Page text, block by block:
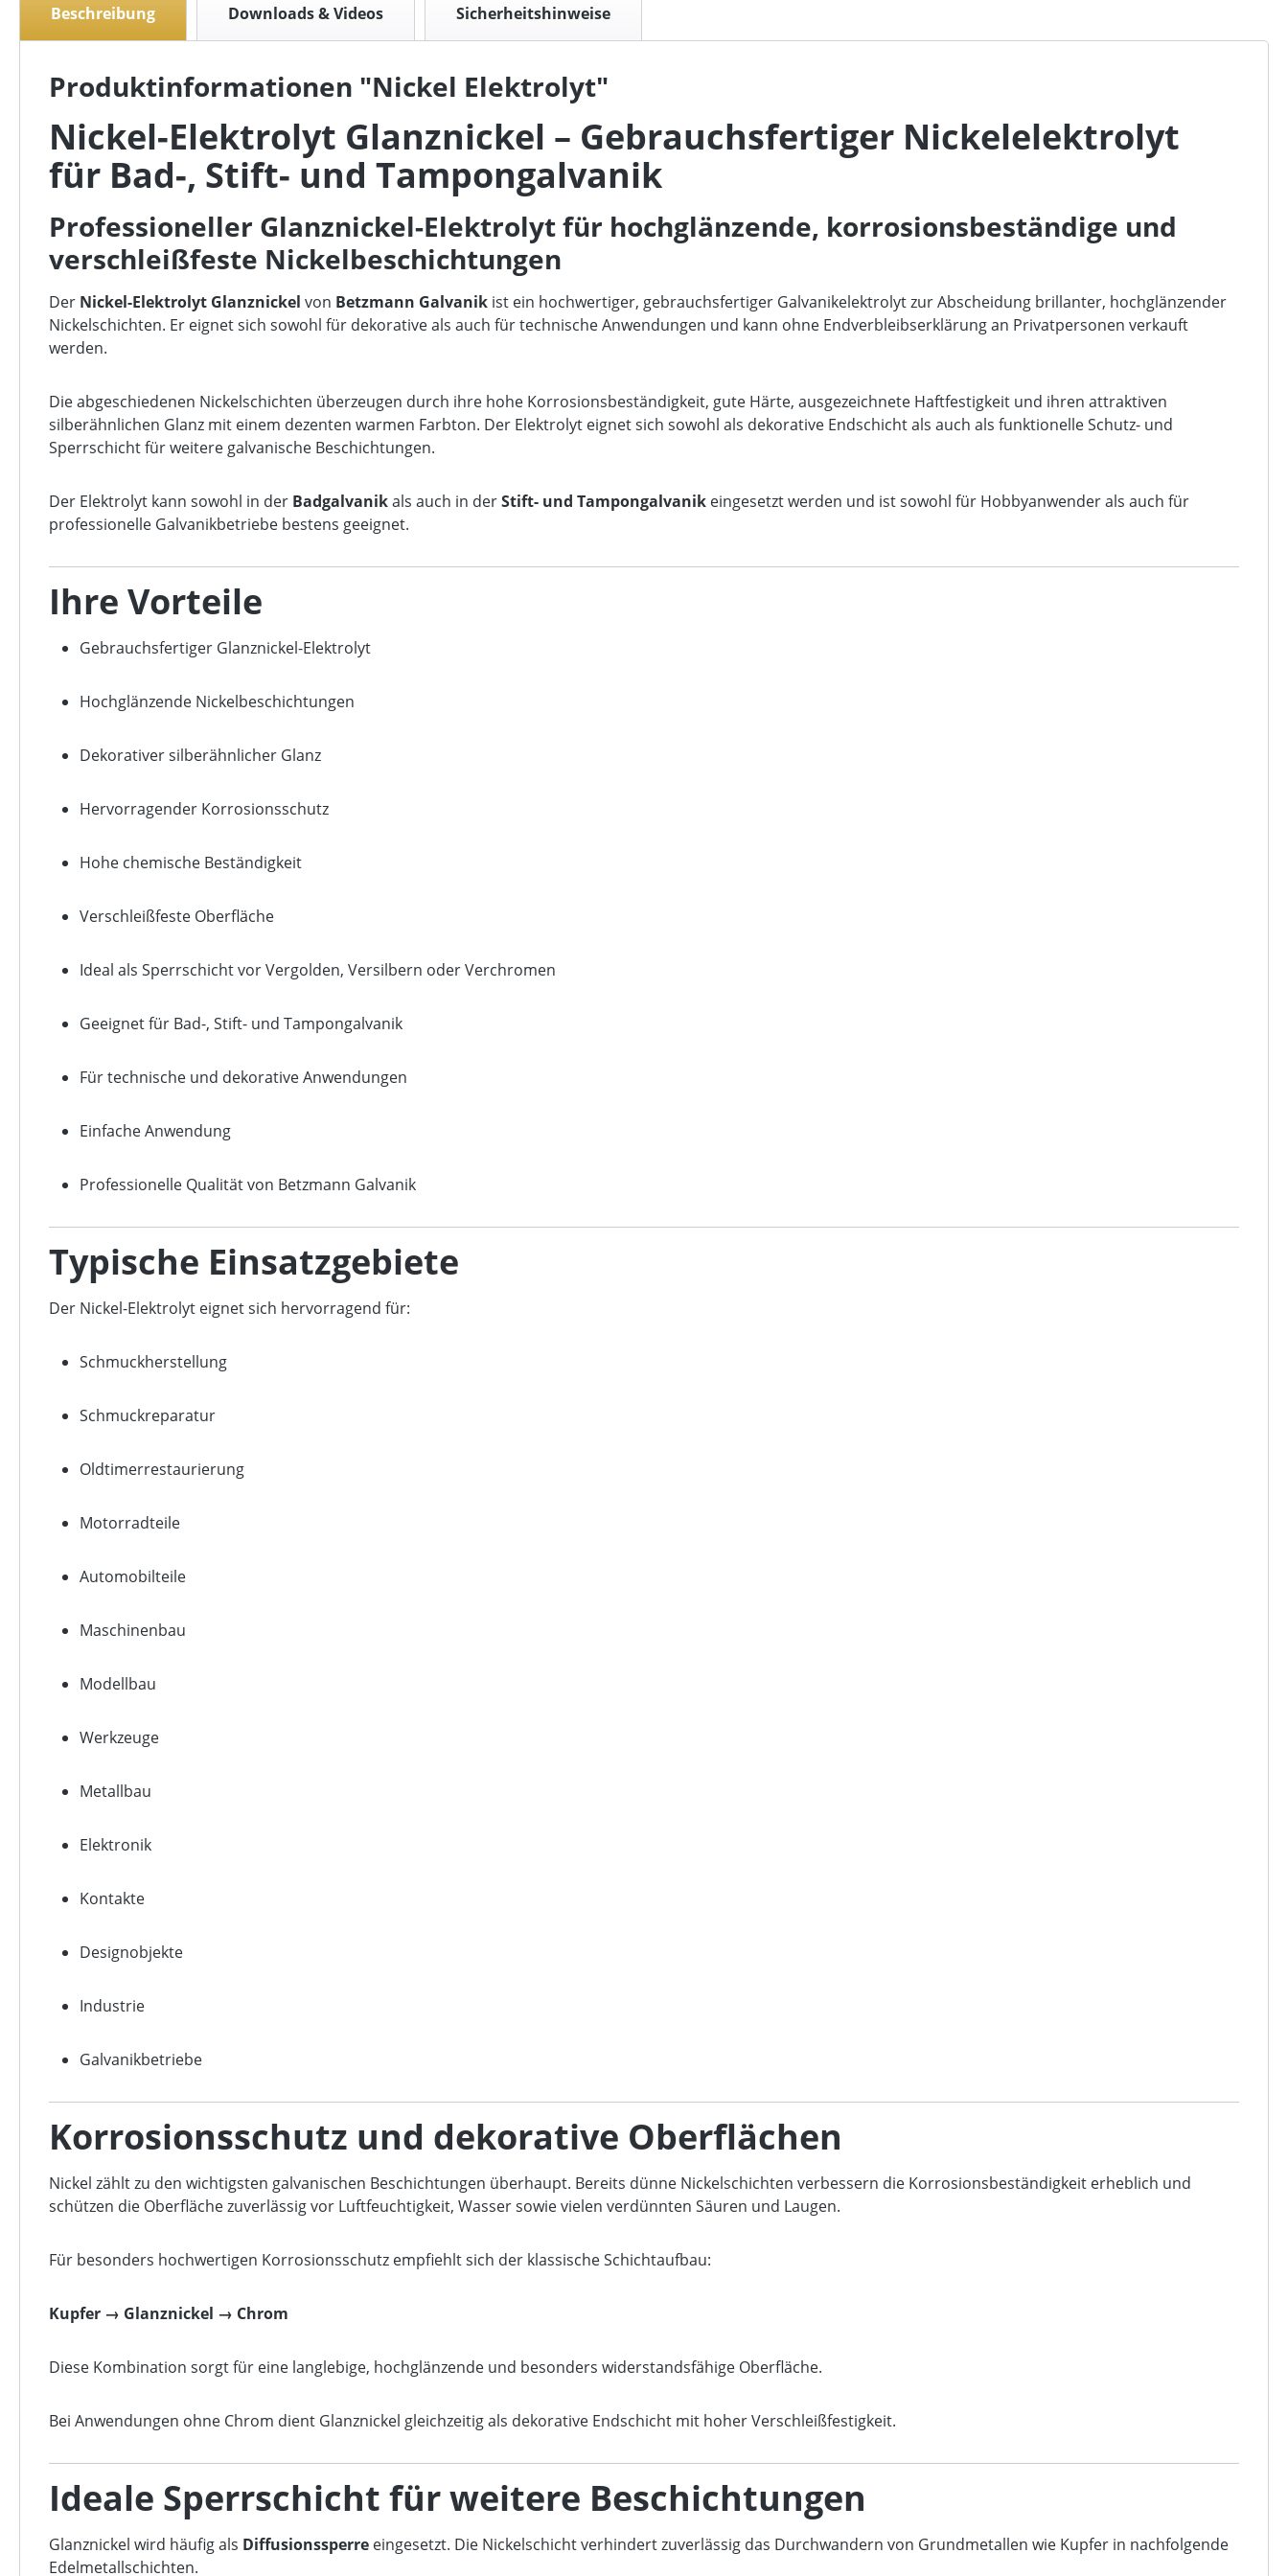
Beschreibung Downloads & Videos Sicherheitshinweise
Produktinformationen "Nickel Elektrolyt"
Nickel-Elektrolyt Glanznickel – Gebrauchsfertiger Nickelelektrolyt
für Bad-, Stift- und Tampongalvanik
Professioneller Glanznickel-Elektrolyt für hochglänzende, korrosionsbeständige und
verschleißfeste Nickelbeschichtungen
Der Nickel-Elektrolyt Glanznickel von Betzmann Galvanik ist ein hochwertiger, gebrauchsfertiger Galvanikelektrolyt zur Abscheidung brillanter, hochglänzender
Nickelschichten. Er eignet sich sowohl für dekorative als auch für technische Anwendungen und kann ohne Endverbleibserklärung an Privatpersonen verkauft
werden.
Die abgeschiedenen Nickelschichten überzeugen durch ihre hohe Korrosionsbeständigkeit, gute Härte, ausgezeichnete Haftfestigkeit und ihren attraktiven
silberähnlichen Glanz mit einem dezenten warmen Farbton. Der Elektrolyt eignet sich sowohl als dekorative Endschicht als auch als funktionelle Schutz- und
Sperrschicht für weitere galvanische Beschichtungen.
Der Elektrolyt kann sowohl in der Badgalvanikals auch in derStift- und Tampongalvanik eingesetzt werden und ist sowohl für Hobbyanwender als auch für
professionelle Galvanikbetriebe bestens geeignet.
Ihre Vorteile
Gebrauchsfertiger Glanznickel-Elektrolyt
Hochglänzende Nickelbeschichtungen
Dekorativer silberähnlicher Glanz
Hervorragender Korrosionsschutz
Hohe chemische Beständigkeit
Verschleißfeste Oberfläche
Ideal als Sperrschicht vor Vergolden, Versilbern oder Verchromen
Geeignet für Bad-, Stift- und Tampongalvanik
Für technische und dekorative Anwendungen
Einfache Anwendung
Professionelle Qualität von Betzmann Galvanik
Typische Einsatzgebiete
Der Nickel-Elektrolyt eignet sich hervorragend für:
Schmuckherstellung
Schmuckreparatur
Oldtimerrestaurierung
Motorradteile
Automobilteile
Maschinenbau
Modellbau
Werkzeuge
Metallbau
Elektronik
Kontakte
Designobjekte
Industrie
Galvanikbetriebe
Korrosionsschutz und dekorative Oberflächen
Nickel zählt zu den wichtigsten galvanischen Beschichtungen überhaupt. Bereits dünne Nickelschichten verbessern die Korrosionsbeständigkeit erheblich und
schützen die Oberfläche zuverlässig vor Luftfeuchtigkeit, Wasser sowie vielen verdünnten Säuren und Laugen.
Für besonders hochwertigen Korrosionsschutz empfiehlt sich der klassische Schichtaufbau:
Kupfer → Glanznickel → Chrom
Diese Kombination sorgt für eine langlebige, hochglänzende und besonders widerstandsfähige Oberfläche.
Bei Anwendungen ohne Chrom dient Glanznickel gleichzeitig als dekorative Endschicht mit hoher Verschleißfestigkeit.
Ideale Sperrschicht für weitere Beschichtungen
Glanznickel wird häufig als Diffusionssperre eingesetzt. Die Nickelschicht verhindert zuverlässig das Durchwandern von Grundmetallen wie Kupfer in nachfolgende
Edelmetallschichten.